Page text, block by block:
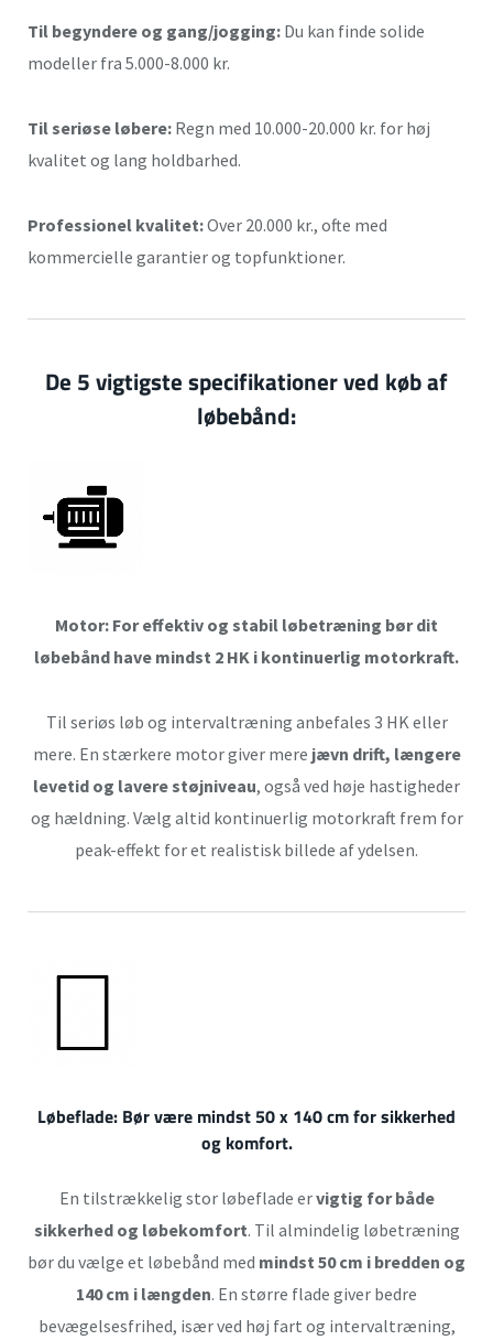
Til begyndere og gang/jogging: Du kan finde solide
modeller fra 5.000-8.000 kr.
Til seriøse løbere: Regn med 10.000-20.000 kr. for høj
kvalitet og lang holdbarhed.
Professionel kvalitet:Over 20.000 kr., ofte med
kommercielle garantier og topfunktioner.
De 5 vigtigste specifikationer ved køb af
løbebånd:
Motor: For effektiv og stabil løbetræning bør dit
løbebånd have mindst 2 HK i kontinuerlig motorkraft.
Til seriøs løb og intervaltræning anbefales 3 HK eller
mere. En stærkere motor giver mere jævn drift, længere
levetid og lavere støjniveau, også ved høje hastigheder
og hældning. Vælg altid kontinuerlig motorkraft frem for
peak-effekt for et realistisk billede af ydelsen.
Løbeflade: Bør være mindst 50 x 140 cm for sikkerhed
og komfort.
En tilstrækkelig stor løbeflade ervigtig for både
sikkerhed og løbekomfort. Til almindelig løbetræning
bør du vælge et løbebånd med mindst 50 cm i bredden og
140 cm i længden. En større flade giver bedre
bevægelsesfrihed, især ved høj fart og intervaltræning,